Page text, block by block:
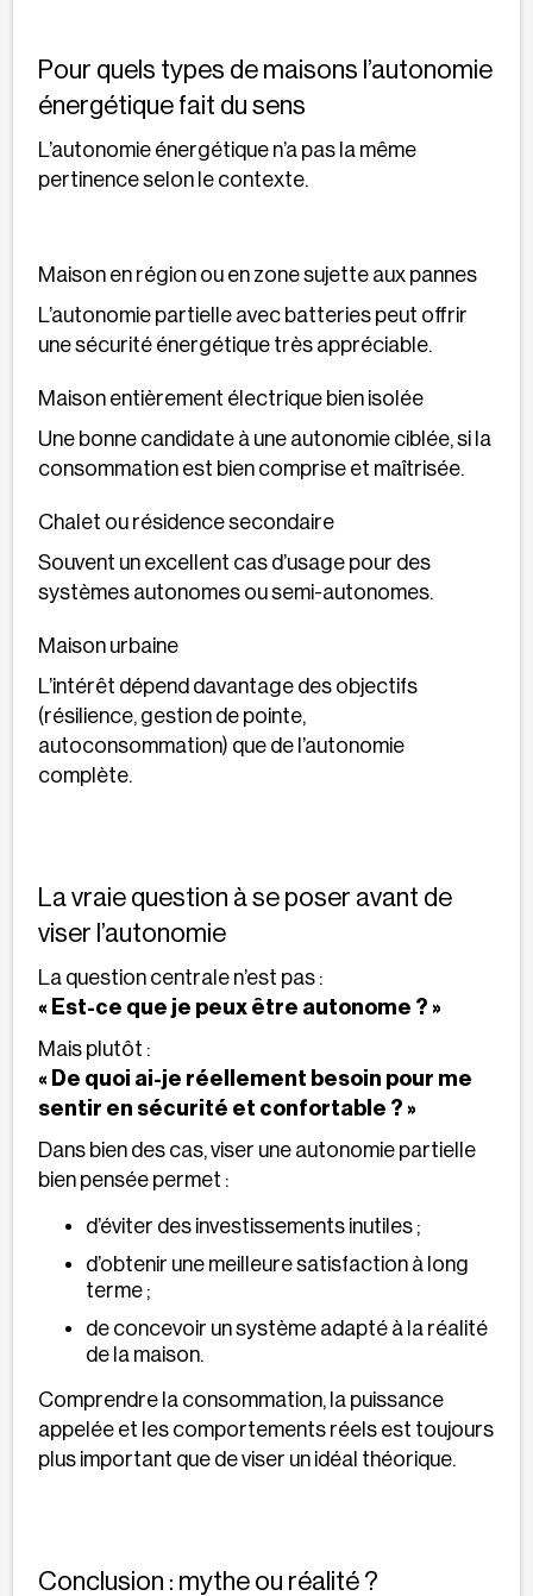
Pour quels types de maisons l’autonomie
énergétique fait du sens
L’autonomie énergétique n’a pas la même
pertinence selon le contexte.
Maison en région ou en zone sujette aux pannes
L’autonomie partielle avec batteries peut offrir
une sécurité énergétique très appréciable.
Maison entièrement électrique bien isolée
Une bonne candidate à une autonomie ciblée, si la
consommation est bien comprise et maîtrisée.
Chalet ou résidence secondaire
Souvent un excellent cas d’usage pour des
systèmes autonomes ou semi-autonomes.
Maison urbaine
L’intérêt dépend davantage des objectifs
(résilience, gestion de pointe,
autoconsommation) que de l’autonomie
complète.
La vraie question à se poser avant de
viser l’autonomie
La question centrale n’est pas :
« Est-ce que je peux être autonome ? »
Mais plutôt :
« De quoi ai-je réellement besoin pour me
sentir en sécurité et confortable ? »
Dans bien des cas, viser une autonomie partielle
bien pensée permet :
d’éviter des investissements inutiles ;
d’obtenir une meilleure satisfaction à long
terme ;
de concevoir un système adapté à la réalité
de la maison.
Comprendre la consommation, la puissance
appelée et les comportements réels est toujours
plus important que de viser un idéal théorique.
Conclusion : mythe ou réalité ?